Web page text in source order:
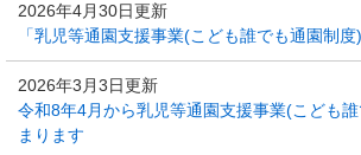
2026年4月30日更新
「乳児等通園支援事業(こども誰でも通園制
2026年3月3日更新
令和8年4月から乳児等通園支援事業(こども
まります